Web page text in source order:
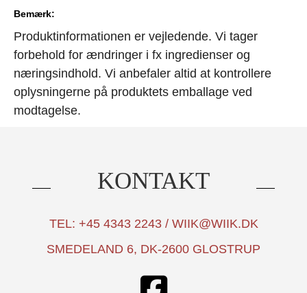
Bemærk:
Produktinformationen er vejledende. Vi tager
forbehold for ændringer i fx ingredienser og
næringsindhold. Vi anbefaler altid at kontrollere
oplysningerne på produktets emballage ved
modtagelse.
KONTAKT
TEL: +45 4343 2243 / WIIK@WIIK.DK
SMEDELAND 6, DK-2600 GLOSTRUP